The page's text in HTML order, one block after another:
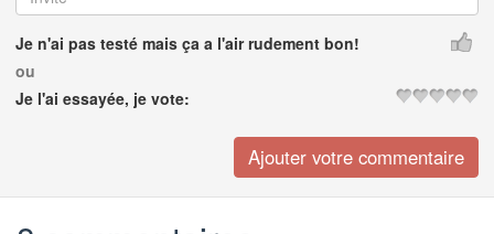
Je n'ai pas testé mais ça a l'air rudement bon!
ou
Je l'ai essayée, je vote: